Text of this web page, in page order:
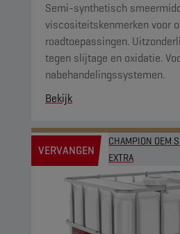
Semi-synthetisch
viscositeitskenmerken voor
roadtoepassingen.
tegen slijtage en oxidatie.
nabehandelingssystemen.
Bekijk
VERVANGEN
CHAMPION OEM
EXTRA